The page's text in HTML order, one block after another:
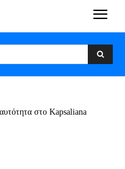
στο Kapsaliana